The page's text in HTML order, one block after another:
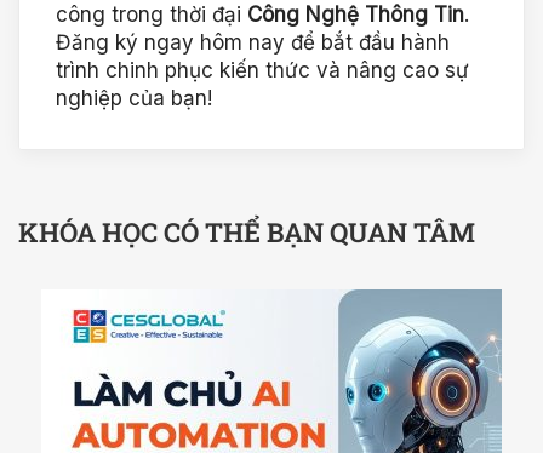
công trong thời đại Công Nghệ Thông Tin.
Đăng ký ngay hôm nay để bắt đầu hành
trình chinh phục kiến thức và nâng cao sự
nghiệp của bạn!
KHÓA HỌC CÓ THỂ BẠN QUAN TÂM